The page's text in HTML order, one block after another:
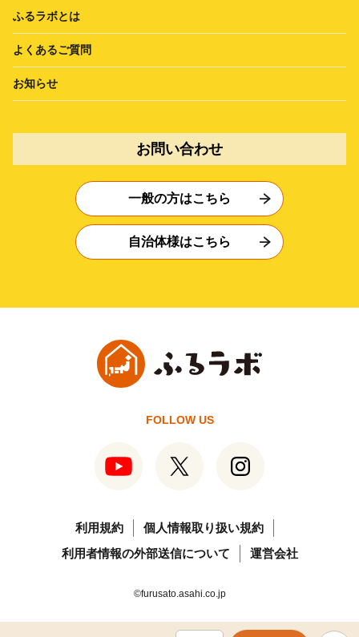
ふるラボとは
よくあるご質問
お知らせ
お問い合わせ
一般の方はこちら
自治体様はこちら
FOLLOW US
利用規約
個人情報取り扱い規約
利用者情報の外部送信について
運営会社
©furusato.asahi.co.jp